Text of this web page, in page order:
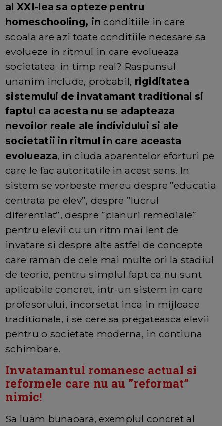
al XXI-lea sa opteze pentru
homeschooling, inconditiile in care
scoala are azi toate conditiile necesare sa
evolueze in ritmul in care evolueaza
societatea, in timp real? Raspunsul
unanim include, probabil, rigiditatea
sistemului de invatamant traditional si
faptul ca acesta nu se adapteaza
nevoilor reale ale individului si ale
societatii in ritmul in care aceasta
evolueaza, in ciuda aparentelor eforturi pe
care le fac autoritatile in acest sens. In
sistem se vorbeste mereu despre ”educatia
centrata pe elev”, despre ”lucrul
diferentiat”, despre ”planuri remediale”
pentru elevii cu un ritm mai lent de
invatare si despre alte astfel de concepte
care raman de cele mai multe ori la stadiul
de teorie, pentru simplul fapt ca nu sunt
aplicabile concret, intr-un sistem in care
profesorului, incorsetat inca in mijloace
traditionale, i se cere sa pregateasca elevii
pentru o societate moderna, in contiuna
schimbare.
Invatamantul romanesc actual si
reformele care nu au ”reformat”
nimic!
Sa luam bunaoara, exemplul concret al